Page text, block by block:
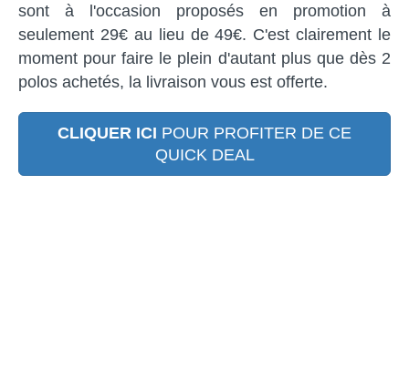
sont à l'occasion proposés en promotion à
seulement 29€ au lieu de 49€. C'est clairement le
moment pour faire le plein d'autant plus que dès 2
polos achetés, la livraison vous est offerte.
CLIQUER ICI POUR PROFITER DE CE
QUICK DEAL